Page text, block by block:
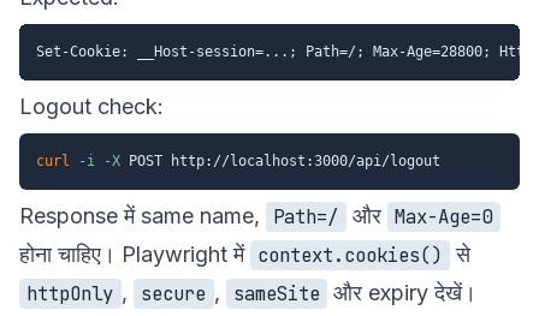
Logout check:
curl -i -X
Response में same name, Path=/ और Max-Age=0
होना चाहिए। Playwright में context.cookies() से
httpOnly , secure , sameSite और expiry देखें।